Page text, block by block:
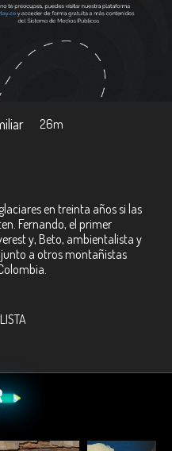
26m
en treinta años si las
Fernando, el primer
y, Beto, ambientalista y
a otros montañistas